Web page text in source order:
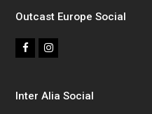
Outcast Europe Social
F
e
I
t
Inter Alia Social